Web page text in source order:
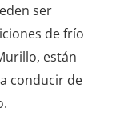
ser
de frío
están
conducir de